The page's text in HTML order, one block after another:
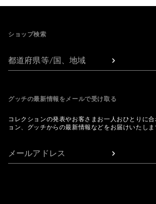
Footer
ショップ検索
都道府県等/国、地域
グッチの最新情報をメールで受け取る
コレクションの発表やお客さまお一人おひとりに
ョン、グッチからの最新情報などをお届けいたしま
メールアドレス